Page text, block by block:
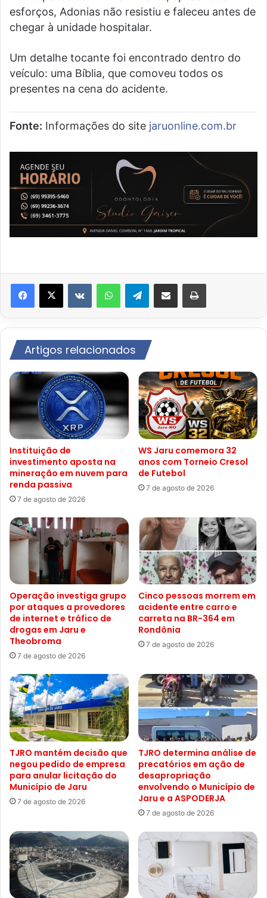
esforços, Adonias não resistiu e faleceu antes de
chegar à unidade hospitalar.
Um detalhe tocante foi encontrado dentro do
veículo: uma Bíblia, que comoveu todos os
presentes na cena do acidente.
Fonte: Informações do site jaruonline.com.br
VK WhatsAppTelegramCompartilhar via e-mail Imprimir
Artigos relacionados
Instituição de
investimento aposta na
mineração em nuvem para
renda passiva
7 de agosto de 2026
WS Jaru comemora 32
anos com Torneio Cresol
de Futebol
7 de agosto de 2026
Operação investiga grupo
por ataques a provedores
de internet e tráfico de
drogas em Jaru e
Theobroma
7 de agosto de 2026
Cinco pessoas morrem em
acidente entre carro e
carreta na BR-364 em
Rondônia
7 de agosto de 2026
TJRO mantém decisão que
negou pedido de empresa
para anular licitação do
Município de Jaru
7 de agosto de 2026
TJRO determina análise de
precatórios em ação de
desapropriação
envolvendo o Município de
Jaru e a ASPODERJA
7 de agosto de 2026